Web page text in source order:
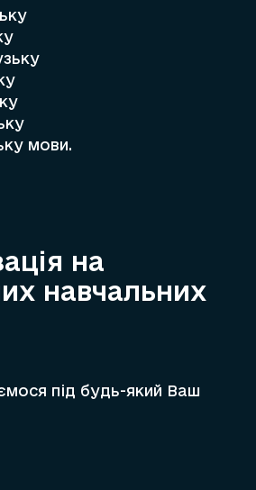
мови.
на
навчальних
під будь-який Ваш